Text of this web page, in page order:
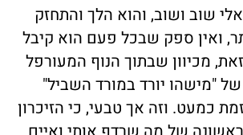
שוב ושוב, והוא הלך והתחזק
ואין ספק שבכל פעם הוא קיבל
מכיוון שבתוך הנוף המעורפל
"מישהו יורד במורד השביל"
כמעט. וזה אך טבעי, כי הזיכרון